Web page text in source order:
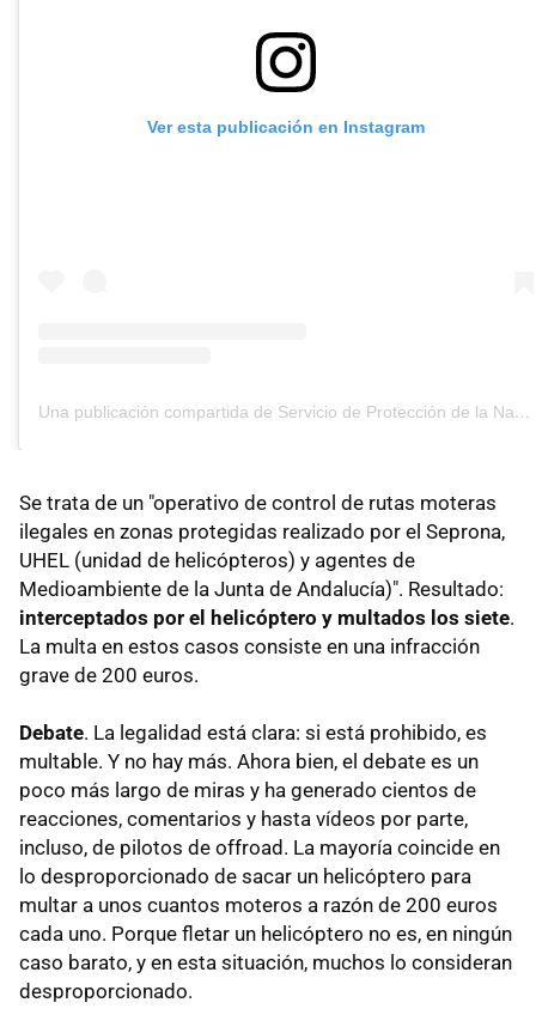
Ver esta publicación en Instagram
Una publicación compartida de Servicio de Protección de la Naturaleza (@sepronagc)
Se trata de un "operativo de control de rutas moteras
ilegales en zonas protegidas realizado por el Seprona,
UHEL (unidad de helicópteros) y agentes de
Medioambiente de la Junta de Andalucía)". Resultado:
interceptados por el helicóptero y multados los siete.
La multa en estos casos consiste en una infracción
grave de 200 euros.
Debate. La legalidad está clara: si está prohibido, es
multable. Y no hay más. Ahora bien, el debate es un
poco más largo de miras y ha generado cientos de
reacciones, comentarios y hasta vídeos por parte,
incluso, de pilotos de offroad. La mayoría coincide en
lo desproporcionado de sacar un helicóptero para
multar a unos cuantos moteros a razón de 200 euros
cada uno. Porque fletar un helicóptero no es, en ningún
caso barato, y en esta situación, muchos lo consideran
desproporcionado.